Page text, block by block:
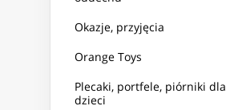
Okazje, przyjęcia
Orange Toys
Plecaki, portfele, piórniki dla
dzieci